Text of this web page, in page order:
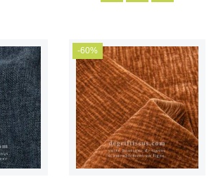
-60%